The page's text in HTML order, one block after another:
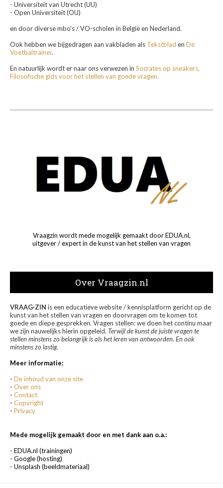
- Universiteit van Utrecht (UU)
- Open Universiteit (OU)
en door diverse mbo's / VO-scholen in België en Nederland.
Ook hebben we bijgedragen aan vakbladen als Tekstblad en De
Voetbaltrainer.
En natuurlijk wordt er naar ons verwezen in Socrates op sneakers,
Filosofische gids voor het stellen van goede vragen.
Vraagzin wordt mede mogelijk gemaakt door EDUA.nl,
uitgever / expert in de kunst van het stellen van vragen
Over Vraagzin.nl
VRAAG·ZIN is een educatieve website / kennisplatform gericht op de
kunst van het stellen van vragen en doorvragen om te komen tot
goede en diepe gesprekken. Vragen stellen: we doen het continu maar
we zijn nauwelijks hierin opgeleid. Terwijl de kunst de juiste vragen te
stellen minstens zo belangrijk is als het leren van antwoorden. En ook
minstens zo lastig.
Meer informatie:
- De inhoud van onze site
- Over ons
- Contact
- Copyright
- Privacy
Mede mogelijk gemaakt door en met dank aan o.a.:
- EDUA.nl (trainingen)
- Google (hosting)
- Unsplash (beeldmateriaal)